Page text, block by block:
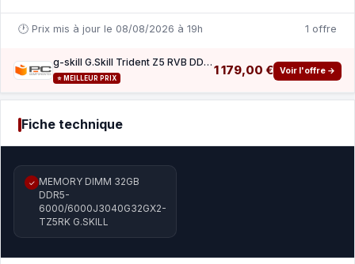
🕐 Prix mis à jour le 08/08/2026 à 19h 1 offre
g-skill G.Skill Trident Z5 RVB DDR5 6000 MHz 64 Go 2 x 32 Go CL30
⭐ MEILLEUR PRIX
1 179,00 € Voir l'offre →
Fiche technique
✓ MEMORY DIMM 32GB
DDR5-
6000/6000J3040G32GX2-
TZ5RK G.SKILL